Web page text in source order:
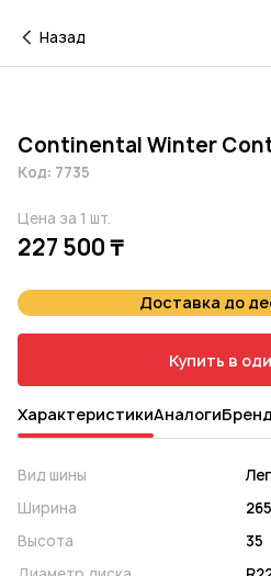
Назад
Continental Winter
Код: 7735
Цена за 1 шт.
227 500 ₸
Доставка до
Купить в
ХарактеристикиАналогиБренд
Вид шины
Ширина
265
Высота
35